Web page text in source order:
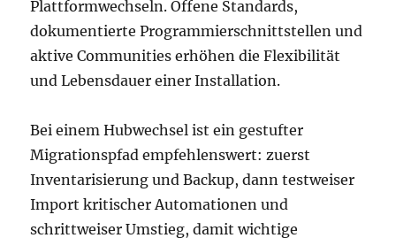
Plattformwechseln. Offene Standards,
dokumentierte Programmierschnittstellen und
aktive Communities erhöhen die Flexibilität
und Lebensdauer einer Installation.
Bei einem Hubwechsel ist ein gestufter
Migrationspfad empfehlenswert: zuerst
Inventarisierung und Backup, dann testweiser
Import kritischer Automationen und
schrittweiser Umstieg, damit wichtige